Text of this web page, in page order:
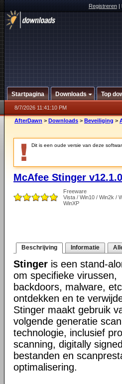
Registreren|
Startpagina Downloads Top
8/7/2026 11:41:10 PM
AfterDawn > Downloads > Beveiliging >
Dit is een oude versie van deze
McAfee Stinger
Freeware
Vista / Win10 / Win2k /
WinXP
Beschrijving Informatie
Stinger is een stand-
om specifieke virussen,
backdoors, malware,
ontdekken en te
Stinger maakt gebruik
volgende generatie
technologie, inclusief
scanning, digitally
bestanden en
optimalisering.